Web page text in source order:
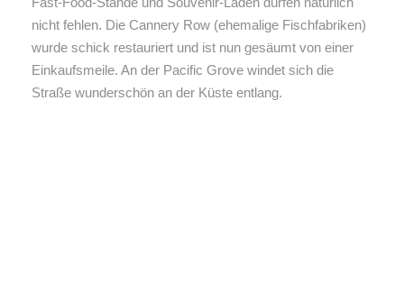
nicht fehlen. Die Cannery Row (ehemalige Fischfabriken)
wurde schick restauriert und ist nun gesäumt von einer
Einkaufsmeile. An der Pacific Grove windet sich die
Straße wunderschön an der Küste entlang.